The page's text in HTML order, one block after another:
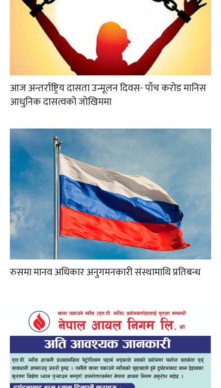
आज अन्तर्राष्ट्रिय दासता उन्मूलन दिवस- पाँच करोड मानिस
आधुनिक दासत्वको जोखिममा
रुसमा मानव अधिकार अनुगमनकारी संस्थामाथि प्रतिबन्ध